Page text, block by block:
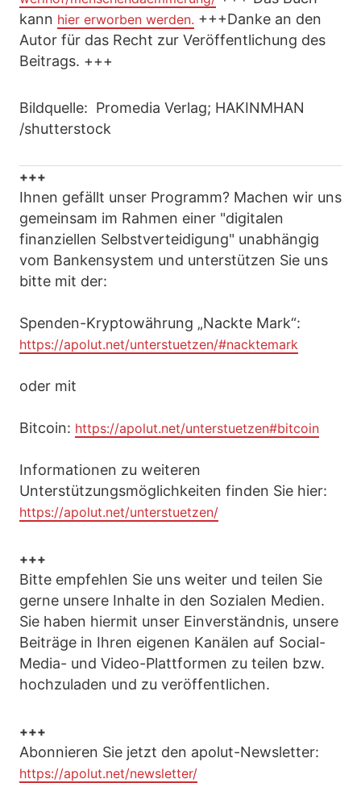
kann hier erworben werden. +++Danke an den
Autor für das Recht zur Veröffentlichung des
Beitrags. +++
Bildquelle: Promedia Verlag; HAKINMHAN
/shutterstock
+++
Ihnen gefällt unser Programm? Machen wir uns
gemeinsam im Rahmen einer "digitalen
finanziellen Selbstverteidigung" unabhängig
vom Bankensystem und unterstützen Sie uns
bitte mit der:
Spenden-Kryptowährung „Nackte Mark“:
https://apolut.net/unterstuetzen/#nacktemark
oder mit
Bitcoin: https://apolut.net/unterstuetzen#bitcoin
Informationen zu weiteren
Unterstützungsmöglichkeiten finden Sie hier:
https://apolut.net/unterstuetzen/
+++
Bitte empfehlen Sie uns weiter und teilen Sie
gerne unsere Inhalte in den Sozialen Medien.
Sie haben hiermit unser Einverständnis, unsere
Beiträge in Ihren eigenen Kanälen auf Social-
Media- und Video-Plattformen zu teilen bzw.
hochzuladen und zu veröffentlichen.
+++
Abonnieren Sie jetzt den apolut-Newsletter:
https://apolut.net/newsletter/